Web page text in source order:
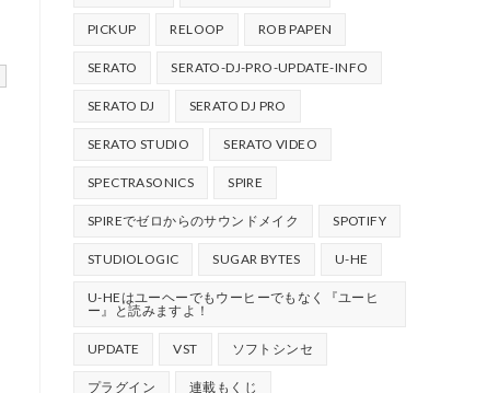
PICKUP RELOOP ROB PAPEN
SERATO SERATO-DJ-PRO-UPDATE-INFO
SERATO DJ SERATO DJ PRO
SERATO STUDIO SERATO VIDEO
SPECTRASONICS SPIRE
SPIREでゼロからのサウンドメイク SPOTIFY
STUDIOLOGIC SUGAR BYTES U-HE
U-HEはユーヘーでもウーヒーでもなく『ユーヒ
ー』と読みますよ！
UPDATE VST ソフトシンセ
プラグイン 連載もくじ